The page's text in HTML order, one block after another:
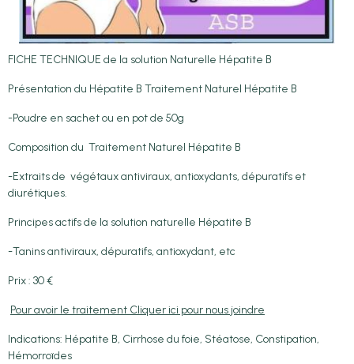
FICHE TECHNIQUE de la solution Naturelle Hépatite B
Présentation du Hépatite B Traitement Naturel Hépatite B
-Poudre en sachet ou en pot de 50g
Composition du Traitement Naturel Hépatite B
-Extraits de végétaux antiviraux, antioxydants, dépuratifs et
diurétiques.
Principes actifs de la solution naturelle Hépatite B
-Tanins antiviraux, dépuratifs, antioxydant, etc
Prix : 30 €
Pour avoir le traitement Cliquer ici pour nous joindre
Indications: Hépatite B, Cirrhose du foie, Stéatose, Constipation,
Hémorroïdes